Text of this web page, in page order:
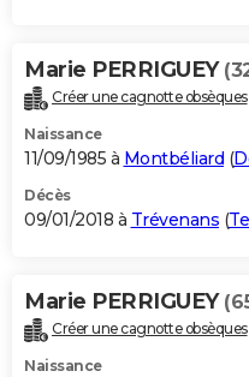
Marie PERRIGUEY
Créer une cagnotte obsèques
Naissance
11/09/1985 à Montbéliard (
Décès
09/01/2018 à Trévenans (
Marie PERRIGUEY
Créer une cagnotte obsèques
Naissance